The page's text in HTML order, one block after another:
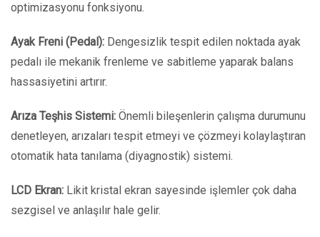
optimizasyonu fonksiyonu.
Ayak Freni (Pedal): Dengesizlik tespit edilen noktada ayak
pedalı ile mekanik frenleme ve sabitleme yaparak balans
hassasiyetini artırır.
Arıza Teşhis Sistemi: Önemli bileşenlerin çalışma durumunu
denetleyen, arızaları tespit etmeyi ve çözmeyi kolaylaştıran
otomatik hata tanılama (diyagnostik) sistemi.
LCD Ekran: Likit kristal ekran sayesinde işlemler çok daha
sezgisel ve anlaşılır hale gelir.